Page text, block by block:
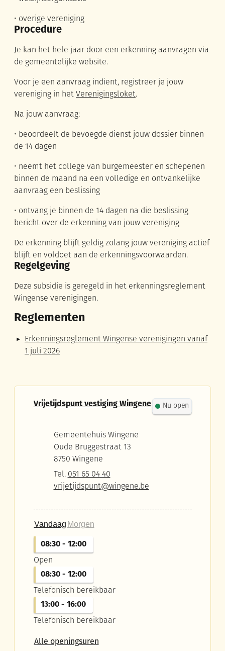
• overige vereniging
Procedure
Je kan het hele jaar door een erkenning aanvragen via
de gemeentelijke website.
Voor je een aanvraag indient, registreer je jouw
vereniging in het Verenigingsloket.
Na jouw aanvraag:
• beoordeelt de bevoegde dienst jouw dossier binnen
de 14 dagen
• neemt het college van burgemeester en schepenen
binnen de maand na een volledige en ontvankelijke
aanvraag een beslissing
• ontvang je binnen de 14 dagen na die beslissing
bericht over de erkenning van jouw vereniging
De erkenning blijft geldig zolang jouw vereniging actief
blijft en voldoet aan de erkenningsvoorwaarden.
Regelgeving
Deze subsidie is geregeld in het erkenningsreglement
Wingense verenigingen.
Reglementen
Erkenningsreglement Wingense verenigingen vanaf
1 juli 2026
Contact
Vrijetijdspunt vestiging Wingene Nu open
Gemeentehuis Wingene
Oude Bruggestraat 13
,8750 Wingene
051 65 04 40
E-mailvrijetijdspunt@wingene.be
Vandaag Morgen
08:30 - 12:00
Open
08:30 - 12:00
Telefonisch bereikbaar
13:00 - 16:00
Telefonisch bereikbaar
Alle openingsurenVrijetijdspunt vestiging Wingene